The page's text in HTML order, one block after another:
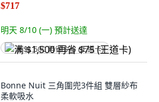
$717
明天 8/10 (一) 預計送達
满 $1,500 再省 $75 (王道卡)
Bonne Nuit 三角圍兜3件組 雙層紗布
柔軟吸水